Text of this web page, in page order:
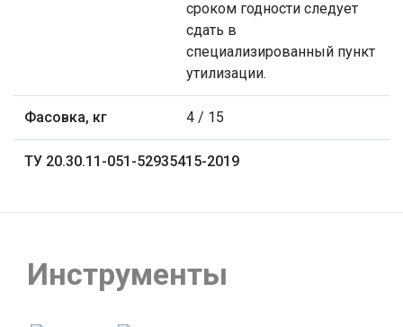
сроком годности следует
сдать в
специализированный пункт
утилизации.
Фасовка, кг 4 / 15
ТУ 20.30.11-051-52935415-2019
Инструменты